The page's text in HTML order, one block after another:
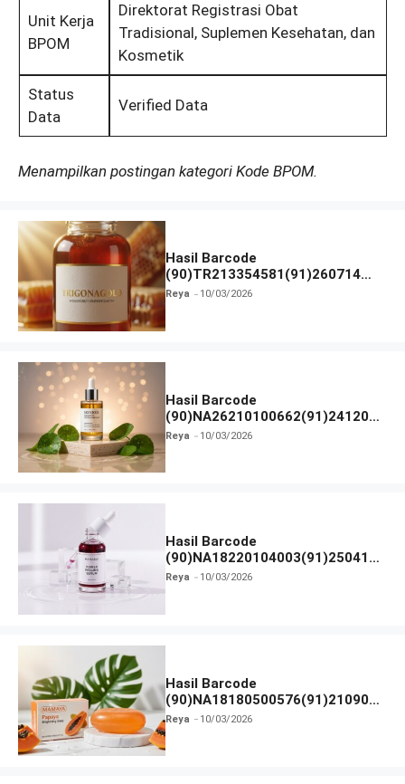
Unit Kerja
BPOM
Direktorat Registrasi Obat
Tradisional, Suplemen Kesehatan, dan
Kosmetik
Status
Data
Verified Data
Menampilkan postingan kategori Kode BPOM.
Hasil Barcode
(90)TR213354581(91)260714
dan Izin BPOM
Reya 10/03/2026
Hasil Barcode
(90)NA26210100662(91)241203
dan Izin BPOM
Reya 10/03/2026
Hasil Barcode
(90)NA18220104003(91)250418
dan Izin BPOM
Reya 10/03/2026
Hasil Barcode
(90)NA18180500576(91)210906
dan Izin BPOM
Reya 10/03/2026